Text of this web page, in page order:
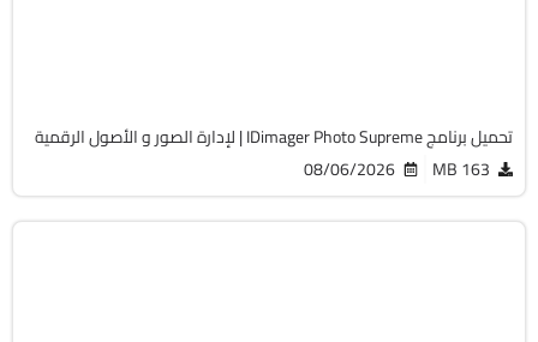
تحميل برنامج IDimager Photo Supreme | لإدارة الصور و الأصول الرقمية
163 MB
08/06/2026